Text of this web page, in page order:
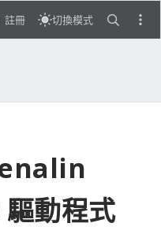
註冊 切換模式
動程式